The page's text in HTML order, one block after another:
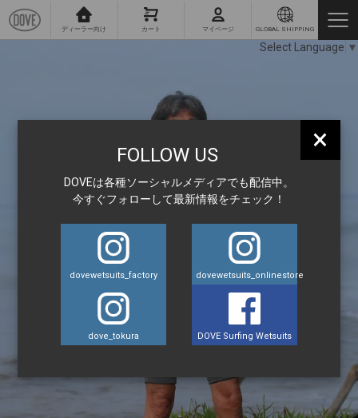
ディーラー向け カート マイページ GLOBAL SHIPPING
×
FOLLOW US
DOVEは各種ソーシャルメディアでも配信中。
今すぐフォローして最新情報をチェック！
dovewetsuits_factory dovewetsuits_onlinestore
dove_tokura DOVE Surfing Wetsuits
Select Language ▼